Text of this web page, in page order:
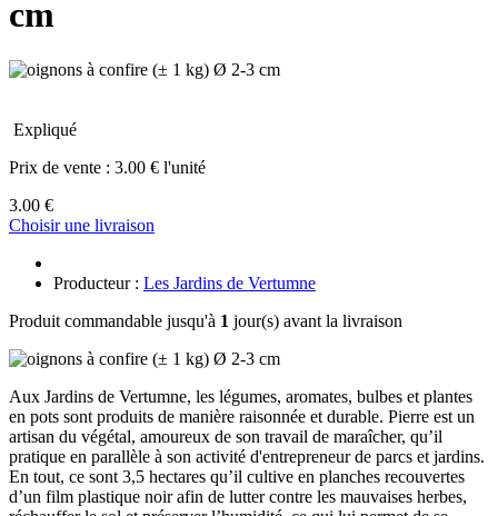
cm
Expliqué
Prix de vente : 3.00 € l'unité
3.00 €
Choisir une livraison
Producteur : Les Jardins de Vertumne
Produit commandable jusqu'à 1 jour(s) avant la livraison
Aux Jardins de Vertumne, les légumes, aromates, bulbes et plantes
en pots sont produits de manière raisonnée et durable. Pierre est un
artisan du végétal, amoureux de son travail de maraîcher, qu’il
pratique en parallèle à son activité d'entrepreneur de parcs et jardins.
En tout, ce sont 3,5 hectares qu’il cultive en planches recouvertes
d’un film plastique noir afin de lutter contre les mauvaises herbes,